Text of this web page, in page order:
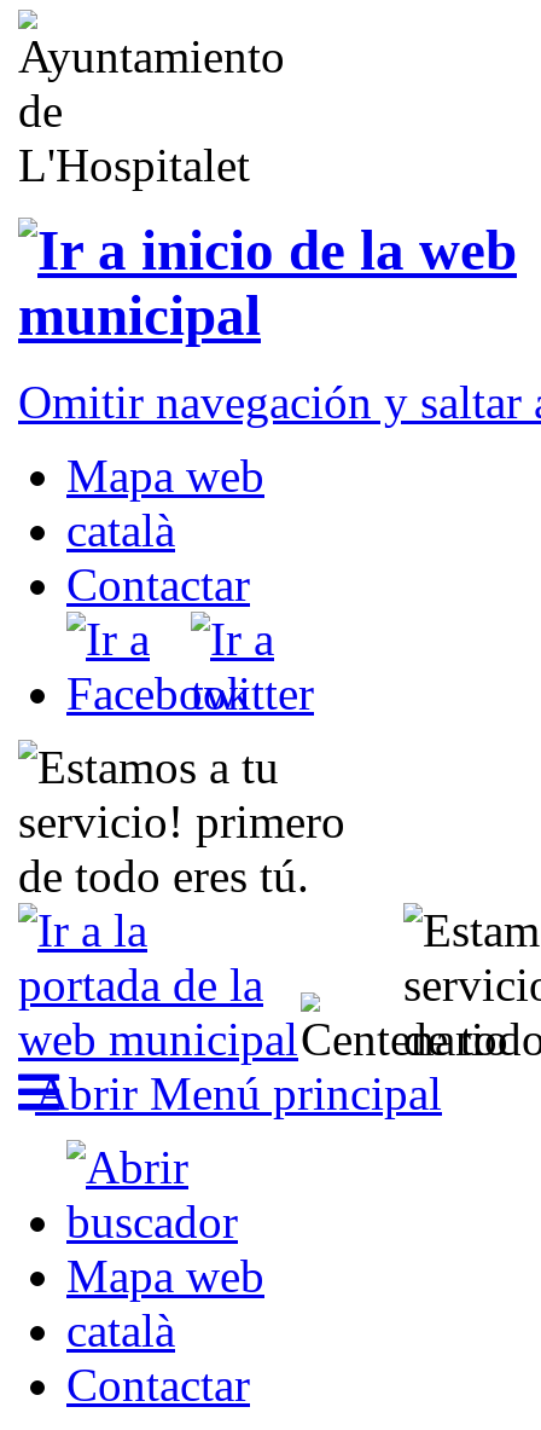
Omitir navegación y
Mapa web
català
Contactar
Abrir Menú principal
Mapa web
català
Contactar